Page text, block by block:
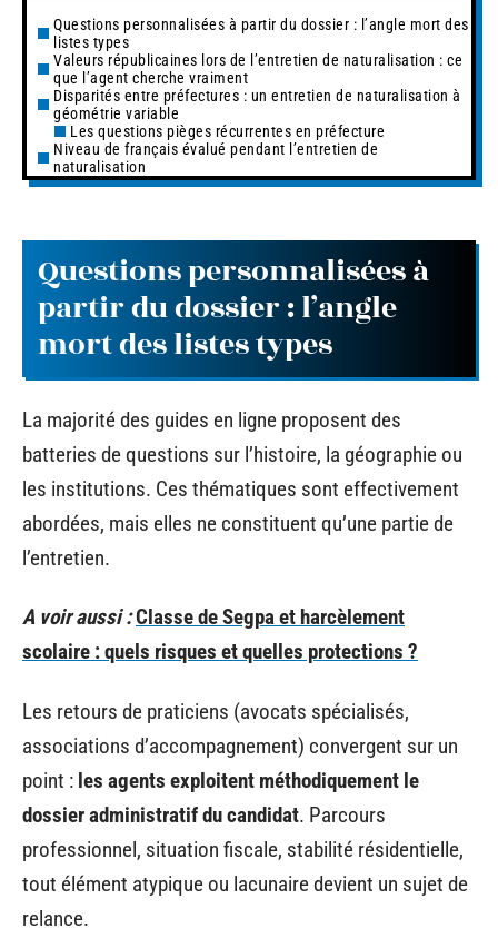
Questions personnalisées à partir du dossier : l’angle mort des
listes types
Valeurs républicaines lors de l’entretien de naturalisation : ce
que l’agent cherche vraiment
Disparités entre préfectures : un entretien de naturalisation à
géométrie variable
Les questions pièges récurrentes en préfecture
Niveau de français évalué pendant l’entretien de
naturalisation
Questions personnalisées à
partir du dossier : l’angle
mort des listes types
La majorité des guides en ligne proposent des
batteries de questions sur l’histoire, la géographie ou
les institutions. Ces thématiques sont effectivement
abordées, mais elles ne constituent qu’une partie de
l’entretien.
A voir aussi :Classe de Segpa et harcèlement
scolaire : quels risques et quelles protections ?
Les retours de praticiens (avocats spécialisés,
associations d’accompagnement) convergent sur un
point : les agents exploitent méthodiquement le
dossier administratif du candidat. Parcours
professionnel, situation fiscale, stabilité résidentielle,
tout élément atypique ou lacunaire devient un sujet de
relance.